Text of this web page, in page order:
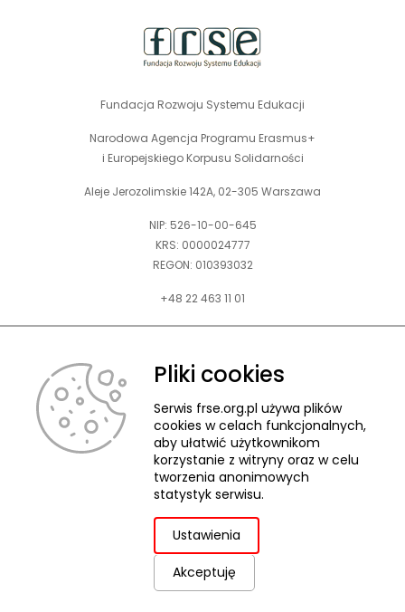
Fundacja Rozwoju Systemu Edukacji
Narodowa Agencja Programu Erasmus+
i Europejskiego Korpusu Solidarności
Aleje Jerozolimskie 142A, 02-305 Warszawa
NIP: 526-10-00-645
KRS: 0000024777
REGON: 010393032
+48 22 463 11 01
Zapraszamy do kontaktu telefonicznego w godz. 9-15.
kontakt@frse.org.pl
© 2026 Fundacja Rozwoju Systemu Edukacji
Ochrona danych osobowych
ZGŁASZANIE NARUSZEŃ
Projekt i realizacja:
Pliki cookies
Serwis frse.org.pl używa plików
cookies w celach funkcjonalnych,
aby ułatwić użytkownikom
korzystanie z witryny oraz w celu
tworzenia anonimowych
statystyk serwisu.
Ustawienia
Akceptuję